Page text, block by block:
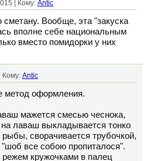
| Кому: Antic
Вообще, эта "закуска
вполне себе национальным
вместо помидорки у них
Кому: Antic
метод оформления.
мажется смесью чеснока,
лаваш выкладывается тонко
сворачивается трубочкой,
все собою пропиталося".
кружочками в палец